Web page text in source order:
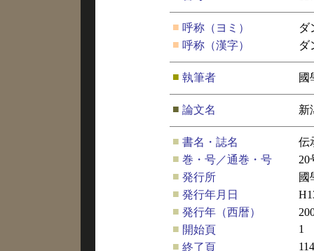
■ 呼称（ヨミ）
ダ
■ 呼称（漢字） ダ
■ 執筆者 國
■ 論文名 新
■ 書名・誌名
伝
■ 巻・号／通巻・号
20
■ 発行所
國
■ 発行年月日
■ 発行年（西暦）
■ 開始頁
1
■ 終了頁 114